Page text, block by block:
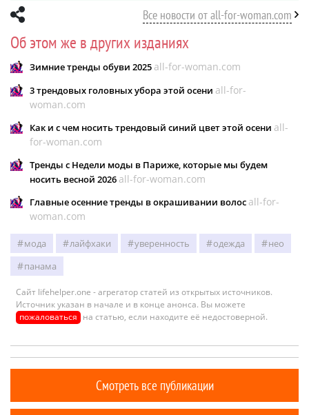
Все новости от all-for-woman.com
Об этом же в других изданиях
Зимние тренды обуви 2025 all-for-woman.com
3 трендовых головных убора этой осени all-for-
woman.com
Как и с чем носить трендовый синий цвет этой осени all-
for-woman.com
Тренды с Недели моды в Париже, которые мы будем
носить весной 2026 all-for-woman.com
Главные осенние тренды в окрашивании волос all-for-
woman.com
мода лайфхаки уверенность одежда
нео
панама
Сайт lifehelper.one - агрегатор статей из открытых источников.
Источник указан в начале и в конце анонса. Вы можете
пожаловаться на статью, если находите её недостоверной.
Смотреть все публикации